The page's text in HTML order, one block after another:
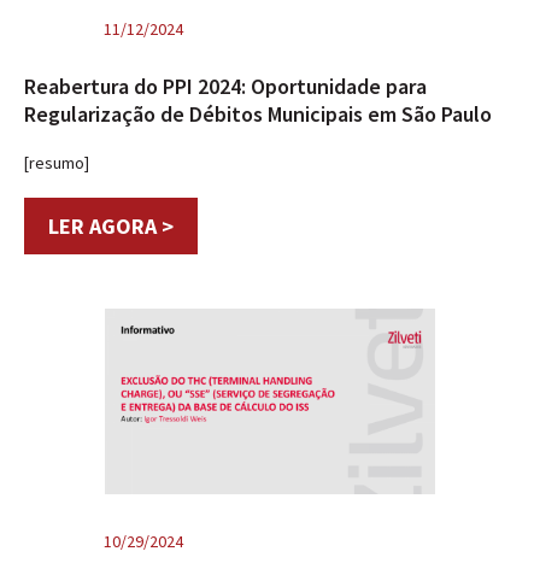
11/12/2024
Reabertura do PPI 2024: Oportunidade para
Regularização de Débitos Municipais em São Paulo
[resumo]
LER AGORA >
10/29/2024